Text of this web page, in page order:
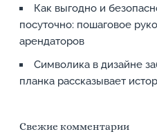
Как выгодно и
посуточно: пошаговое
арендаторов
Символика в дизайне
планка рассказывает
Свежие комментарии